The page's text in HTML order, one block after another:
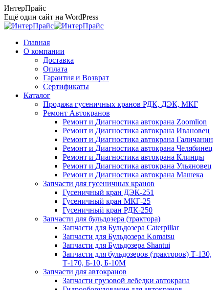
Перейти
к
содержанию
ИнтерПрайс
Ещё один сайт на WordPress
Главная
О компании
Доставка
Оплата
Гарантия и Возврат
Сертификаты
Каталог
Продажа гусеничных кранов РДК, ДЭК, МКГ
Ремонт Автокранов
Ремонт и Диагностика автокрана Zoomlion
Ремонт и Диагностика автокрана Ивановец
Ремонт и Диагностика автокрана Галичанин
Ремонт и Диагностика автокрана Челябинец
Ремонт и Диагностика автокрана Клинцы
Ремонт и Диагностика автокрана Ульяновец
Ремонт и Диагностика автокрана Машека
Запчасти для гусеничных кранов
Гусеничный кран ДЭК-251
Гусеничный кран МКГ-25
Гусеничный кран РДК-250
Запчасти для бульдозера (трактора)
Запчасти для Бульдозера Caterpillar
Запчасти для Бульдозера Komatsu
Запчасти для Бульдозера Shantui
Запчасти для бульдозеров (тракторов) Т-130,
Т-170, Б-10, Б-10М
Запчасти для автокранов
Запчасти грузовой лебедки автокрана